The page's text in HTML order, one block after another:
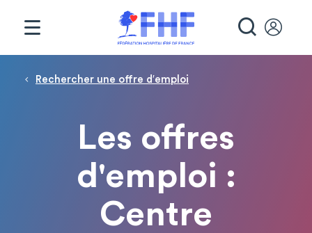
Fil d'Ariane
Rechercher une offre d′emploi
Les offres
d'emploi :
Centre
Panneau de gestion des cookies